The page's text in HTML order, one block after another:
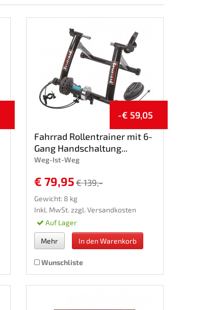
-€ 59,05
Fahrrad Rollentrainer mit 6-
Gang Handschaltung...
Weg-Ist-Weg
€ 79,95 € 139,-
Gewicht: 8 kg
Inkl. MwSt. zzgl. Versandkosten
Auf Lager
Mehr In den Warenkorb
Wunschliste